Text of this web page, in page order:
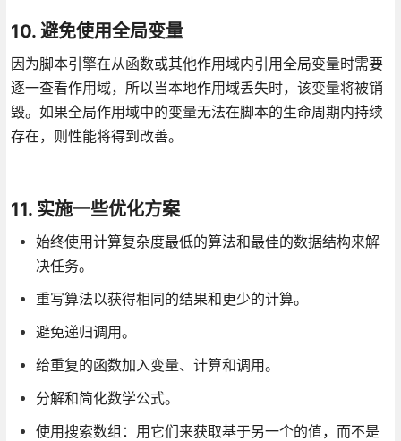
10. 避免使用全局变量
因为脚本引擎在从函数或其他作用域内引用全局变量时需要
逐一查看作用域，所以当本地作用域丢失时，该变量将被销
毁。如果全局作用域中的变量无法在脚本的生命周期内持续
存在，则性能将得到改善。
11. 实施一些优化方案
始终使用计算复杂度最低的算法和最佳的数据结构来解
决任务。
重写算法以获得相同的结果和更少的计算。
避免递归调用。
给重复的函数加入变量、计算和调用。
分解和简化数学公式。
使用搜索数组：用它们来获取基于另一个的值，而不是